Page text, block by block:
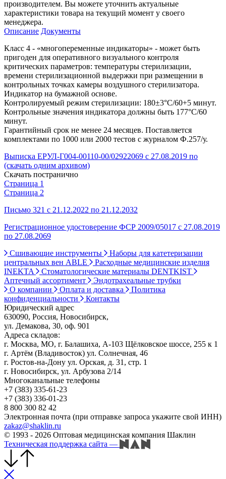
производителем. Вы можете уточнить актуальные
характеристики товара на текущий момент у своего
менеджера.
Описание Документы
Класс 4 - «многопеременные индикаторы» - может быть
пригоден для оперативного визуального контроля
критических параметров: температуры стерилизации,
времени стерилизационной выдержки при размещении в
контрольных точках камеры воздушного стерилизатора.
Индикатор на бумажной основе.
Контролируемый режим стерилизации: 180±3°С/60+5 минут.
Контрольные значения индикатора должны быть 177°С/60
минут.
Гарантийный срок не менее 24 месяцев. Поставляется
комплектами по 1000 или 2000 тестов с журналом Ф.257/у.
Выписка ЕРУЛ-Г004-00110-00/02922069 с 27.08.2019 по
(скачать одним архивом)
Скачать постранично
Страница 1
Страница 2
Письмо 321 с 21.12.2022 по 21.12.2032
Регистрационное удостоверение ФСР 2009/05017 с 27.08.2019
по 27.08.2069
Сшивающие инструменты
Наборы для катетеризации
центральных вен ABLE
Расходные медицинские изделия
INEKTA
Стоматологические материалы DENTKIST
Аптечный ассортимент
Эндотрахеальные трубки
О компании
Оплата и доставка
Политика
конфиденциальности
Контакты
Юридический адрес
630090, Россия, Новосибирск,
ул. Демакова, 30, оф. 901
Адреса складов:
г. Москва, МО, г. Балашиха, А-103 Щёлковское шоссе, 255 к 1
г. Артём (Владивосток) ул. Солнечная, 46
г. Ростов-на-Дону ул. Орская, д. 31, стр. 1
г. Новосибирск, ул. Арбузова 2/14
Многоканальные телефоны
+7 (383) 335-61-23
+7 (383) 336-01-23
8 800 300 82 42
Электронная почта (при отправке запроса укажите свой ИНН)
zakaz@shaklin.ru
© 1993 - 2026 Оптовая медицинская компания Шаклин
Техническая поддержка сайта —